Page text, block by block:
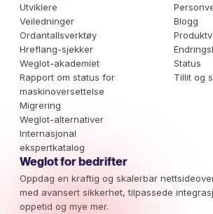
Utviklere
Veiledninger
Ordantallsverktøy
Hreflang-sjekker
Weglot-akademiet
Rapport om status for
maskinoversettelse
Migrering
Weglot-alternativer
Internasjonal
ekspertkatalog
Blogg
Status
Tillit og
Weglot for bedrifter
Oppdag en kraftig og skalerbar
med avansert sikkerhet, tilpassede
oppetid og mye mer.